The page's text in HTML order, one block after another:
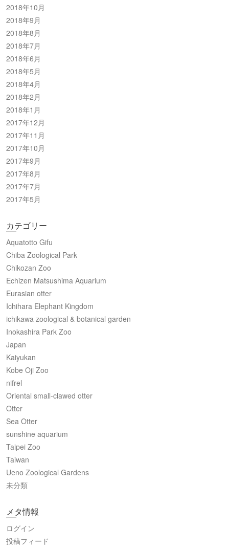
2018年10月
2018年9月
2018年8月
2018年7月
2018年6月
2018年5月
2018年4月
2018年2月
2018年1月
2017年12月
2017年11月
2017年10月
2017年9月
2017年8月
2017年7月
2017年5月
カテゴリー
Aquatotto Gifu
Chiba Zoological Park
Chikozan Zoo
Echizen Matsushima Aquarium
Eurasian otter
Ichihara Elephant Kingdom
ichikawa zoological & botanical garden
Inokashira Park Zoo
Japan
Kaiyukan
Kobe Oji Zoo
nifrel
Oriental small-clawed otter
Otter
Sea Otter
sunshine aquarium
Taipei Zoo
Taiwan
Ueno Zoological Gardens
未分類
メタ情報
ログイン
投稿フィード